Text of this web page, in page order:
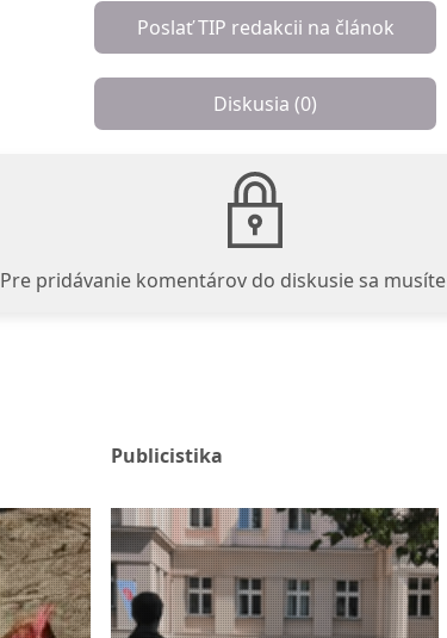
Poslať TIP redakcii na článok
Diskusia (0)
Pre pridávanie komentárov do diskusie sa musíte
Publicistika